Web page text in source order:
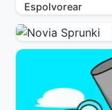
Espolvorear